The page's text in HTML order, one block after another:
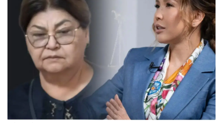
ULYSMEDIA.KZ Жаңалықтар
Бишімбаевтың анасы Назым
Қахарманнан 25 млн теңге талап етті
Ulysmedia 06.08.2026, 09:30